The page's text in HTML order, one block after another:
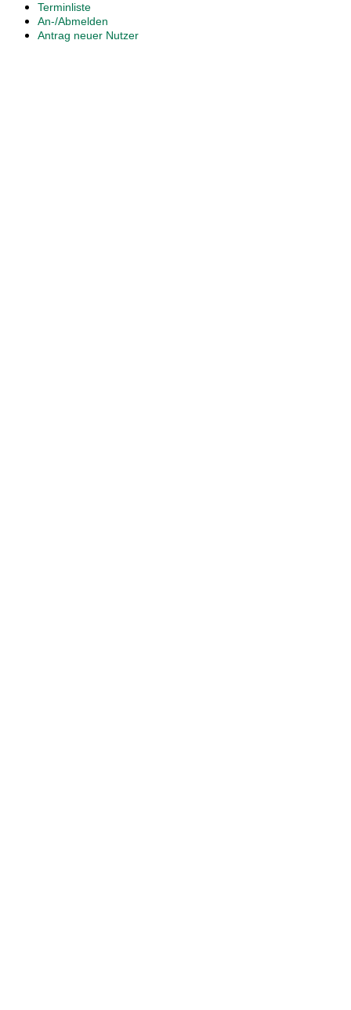
Terminliste
An-/Abmelden
Antrag neuer Nutzer